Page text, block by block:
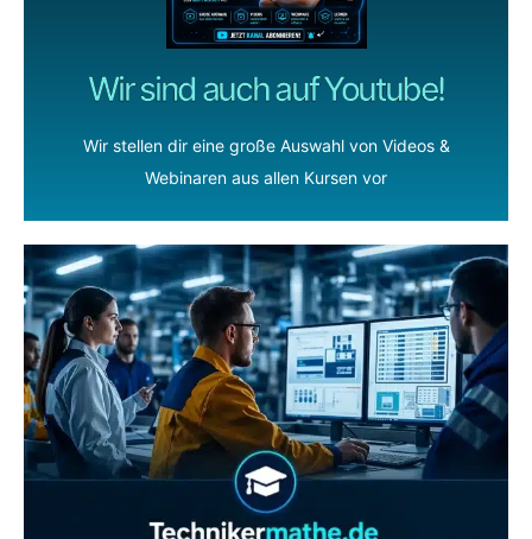
Wir sind auch auf Youtube!
Wir stellen dir eine große Auswahl von Videos &
Webinaren aus allen Kursen vor